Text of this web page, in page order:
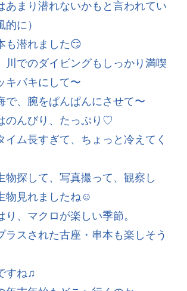
あまり潜れないかもと言われてい
に）
も潜れました😏
川でのダイビングもしっかり満喫
キバキにして〜
で、腕をぱんぱんにさせて〜
のんびり、たっぷり♡
イム長すぎて、ちょっと冷えてく
物探して、写真撮って、観察し
物見れましたね☺️
り、マクロが楽しい季節。
ラスされた古座・串本も楽しそう
すね♫